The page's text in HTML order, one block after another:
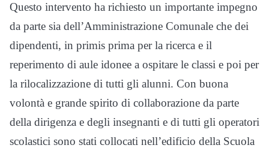
Questo intervento ha richiesto un importante impegno
da parte sia dell’Amministrazione Comunale che dei
dipendenti, in primis prima per la ricerca e il
reperimento di aule idonee a ospitare le classi e poi per
la rilocalizzazione di tutti gli alunni. Con buona
volontà e grande spirito di collaborazione da parte
della dirigenza e degli insegnanti e di tutti gli operatori
scolastici sono stati collocati nell’edificio della Scuola